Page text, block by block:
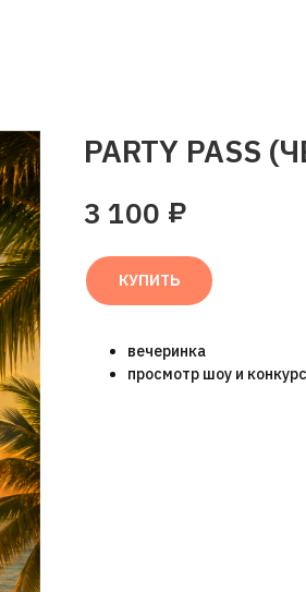
PARTY PASS
3 100 ₽
КУПИТЬ
вечеринка
просмотр шоу и